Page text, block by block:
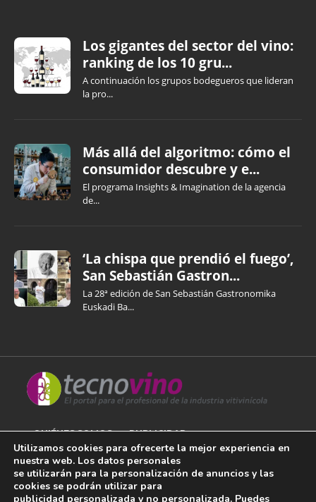
Los gigantes del sector del vino:
ranking de los 10 gru...
A continuación los grupos bodegueros que lideran
la pro...
Más allá del algoritmo: cómo el
consumidor descubre y e...
El programa Insights & Imagination de la agencia
de...
‘La chispa que prendió el fuego’,
San Sebastián Gastron...
La 28ª edición de San Sebastián Gastronomika
Euskadi Ba...
QUIÉNES SOMOS PUBLICIDAD
AVISO LEGAL
POLÍTICA DE COOKIES
Utilizamos cookies para ofrecerte la mejor experiencia en
nuestra web. Los datos personales
se utilizarán para la personalización de anuncios y las
cookies se podrán utilizar para
publicidad personalizada y no personalizada. Puedes